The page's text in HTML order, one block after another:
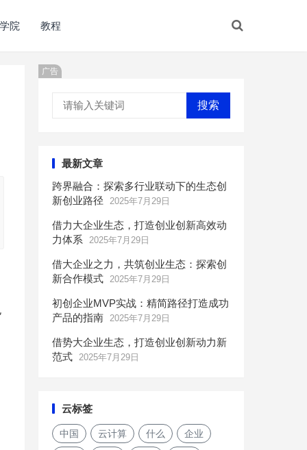
院 教程
广告
搜索
最新文章
跨界融合：探索多行业联动下的生态创
新创业路径
2025年7月29日
借力大企业生态，打造创业创新高效动
力体系
2025年7月29日
借大企业之力，共筑创业生态：探索创
新合作模式 2025年7月29日
初创企业MVP实战：精简路径打造成功
产品的指南 2025年7月29日
借势大企业生态，打造创业创新动力新
范式 2025年7月29日
云标签
中国 云计算 什么 企业